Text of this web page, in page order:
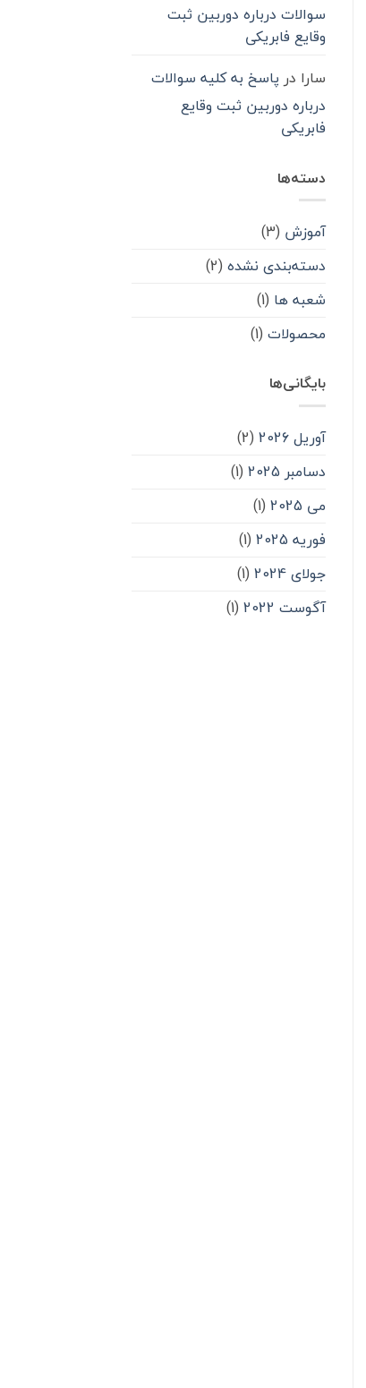
سوالات درباره دوربین ثبت
وقایع فابریکی
سارا در پاسخ به کلیه سوالات
درباره دوربین ثبت وقایع
فابریکی
دسته‌ها
آموزش (3)
دسته‌بندی نشده (2)
شعبه ها (1)
محصولات (1)
بایگانی‌ها
آوریل 2026
(2)
دسامبر 2025
(1)
می 2025
(1)
فوریه 2025
(1)
جولای 2024
(1)
آگوست 2022
(1)